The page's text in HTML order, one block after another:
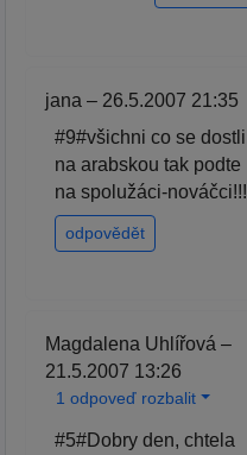
jana – 26.5.2007 21:35
#9#všichni co se dostli
na arabskou tak podte
na spolužáci-nováčci!!!
odpovědět
Magdalena Uhlířová –
21.5.2007 13:26
1 odpoveď rozbalit
#5#Dobry den, chtela